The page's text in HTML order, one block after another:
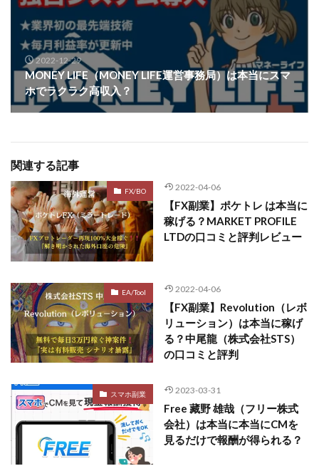
2022-12-29
MONEY LIFE（MONEY LIFE運営事務局）は本当にスマ
ホでラクラク高収入？
関連する記事
FX/BO 2022-04-06
【FX副業】ポケトレ は本当に
稼げる？MARKET PROFILE
LTDの口コミと評判レビュー
EA/Tool 2022-04-06
【FX副業】Revolution（レボ
リューション）は本当に稼げ
る？中尾龍（株式会社STS）
の口コミと評判
スマホ副業 2023-03-31
Free 藏野 雄哉（フリー株式
会社）は本当に本当にCMを
見るだけで報酬が得られる？
ネオライフPROJECT(プロジェクト)
ネットサーフィンをお金に換える
ネットスター
ハイブリッド・トレード・アカデミア
はじめての資産運用
ハピネスサロン
マスターピース(MASTER PIECE)
フォトレ
フォリオJP(Folio)
プラチナメソッド2024
ブラックサタン(Black Satan)
フラットワーク
フリー株式会社
フルーツ(スマホをタップするだけ!?)
ホーム合同会社
ほったらかしFX運営事務局
検索